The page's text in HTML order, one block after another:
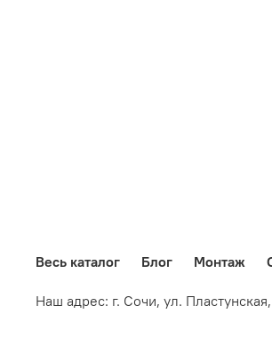
Весь каталог Блог Монтаж
Наш адрес: г. Сочи, ул.